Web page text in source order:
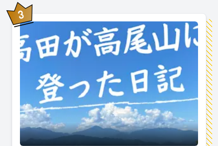
3位